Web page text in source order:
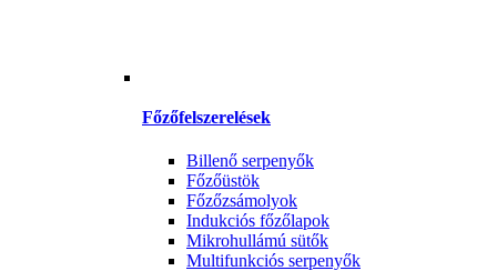
Főzőfelszerelések
Billenő serpenyők
Főzőüstök
Főzőzsámolyok
Indukciós főzőlapok
Mikrohullámú sütők
Multifunkciós serpenyők